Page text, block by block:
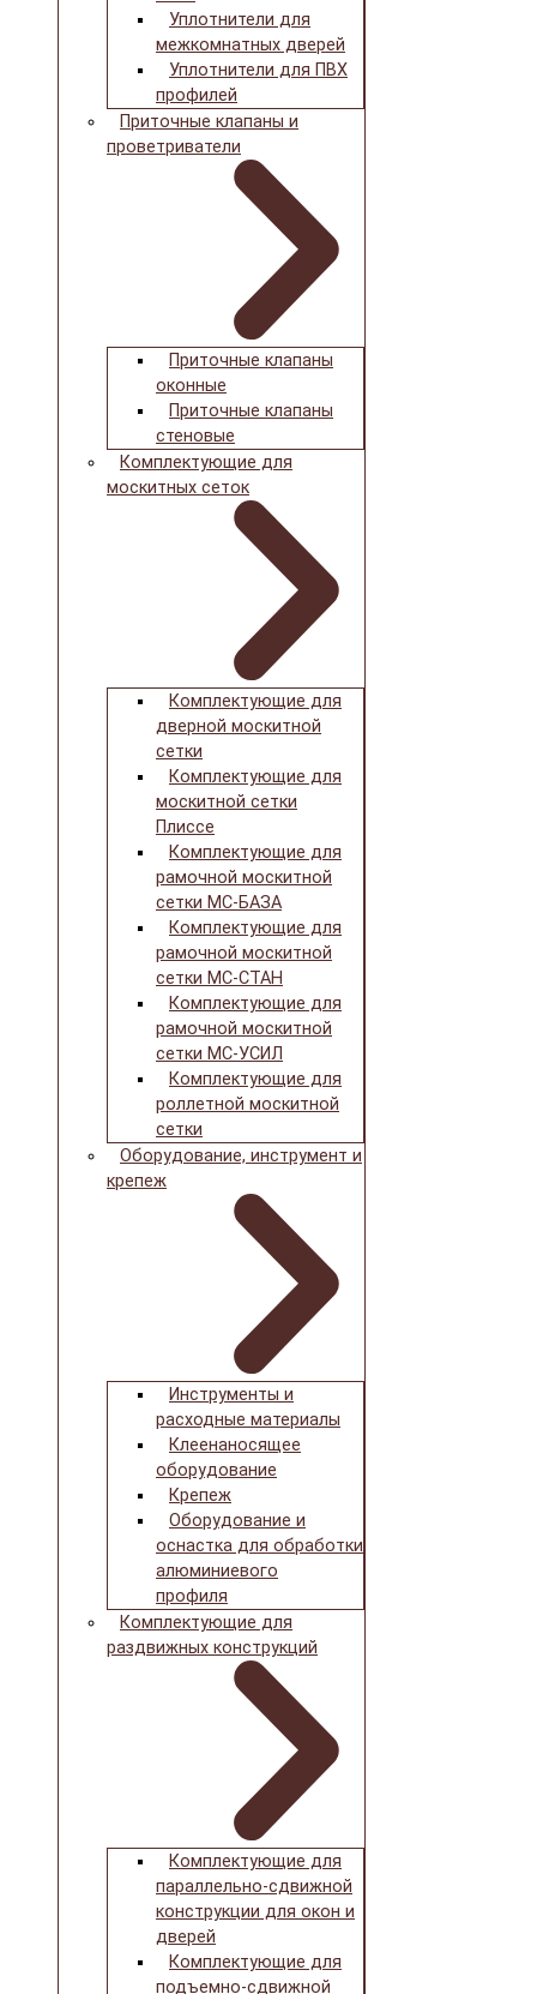
Уплотнители для
межкомнатных дверей
Уплотнители для ПВХ
профилей
Приточные клапаны и
проветриватели
Приточные клапаны
оконные
Приточные клапаны
стеновые
Комплектующие для
москитных сеток
Комплектующие для
дверной москитной
сетки
Комплектующие для
москитной сетки
Плиссе
Комплектующие для
рамочной москитной
сетки МС-БАЗА
Комплектующие для
рамочной москитной
сетки МС-СТАН
Комплектующие для
рамочной москитной
сетки МС-УСИЛ
Комплектующие для
роллетной москитной
сетки
Оборудование, инструмент и
крепеж
Инструменты и
расходные материалы
Клеенаносящее
оборудование
Крепеж
Оборудование и
оснастка для обработки
алюминиевого
профиля
Комплектующие для
раздвижных конструкций
Комплектующие для
параллельно-сдвижной
конструкции для окон и
дверей
Комплектующие для
подъемно-сдвижной